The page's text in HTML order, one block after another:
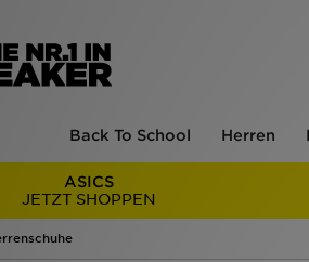
Back To School Herren
ASICS
JETZT SHOPPEN